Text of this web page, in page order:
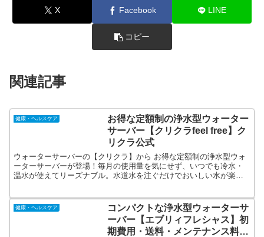
X Facebook LINE
コピー
関連記事
健康・ヘルスケア
お得な定額制の浄水型ウォーター
サーバー【クリクラfeel free】ク
リクラ公式
ウォーターサーバーの【クリクラ】から お得な定額制の浄水型ウォ
ーターサーバーが登場！毎月の使用量を気にせず、いつでも冷水・
温水が使えてリーズナブル。水道水を注ぐだけでおいしい水が楽し
健康・ヘルスケア
コンパクトな浄水型ウォーターサ
ーバー【エブリィフレシャス】初
期費用・送料・メンテナンス料す